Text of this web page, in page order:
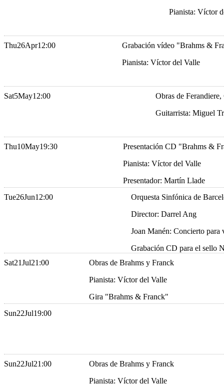
Pianista: Víctor
Thu26Apr12:00
Grabación vídeo "Brahms &
Pianista: Víctor del Valle
Sat5May12:00
Obras de
Guitarrista: Miguel
Thu10May19:30
Presentación CD "Brahms &
Pianista: Víctor del Valle
Presentador: Martín Llade
Tue26Jun12:00
Orquesta Sinfónica de
Director: Darrel Ang
Joan Manén: Concierto
Grabación CD para el sello
Sat21Jul21:00
Obras de Brahms y Franck
Pianista: Víctor del Valle
Gira "Brahms & Franck"
Sun22Jul19:00
Sun22Jul21:00
Obras de Brahms y Franck
Pianista: Víctor del Valle